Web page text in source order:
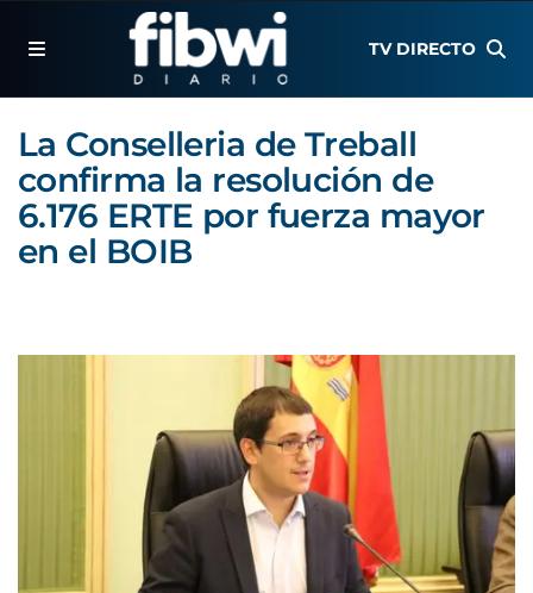
TV DIRECTO
La Conselleria de Treball
confirma la resolución de
6.176 ERTE por fuerza mayor
en el BOIB